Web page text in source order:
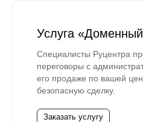
Услуга
Специалисты Руцентра
переговоры с
его продаже по вашей
безопасную сделку.
Заказать услугу